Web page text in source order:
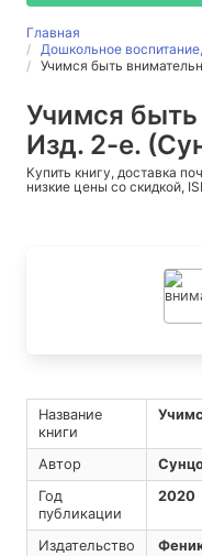
Главная
Дошкольное
Учимся быть
Учимся
Изд. 2-е.
Купить книгу, доставка
низкие цены со скидкой,
Название
книги
Автор
Год
публикации
2020
Издательство